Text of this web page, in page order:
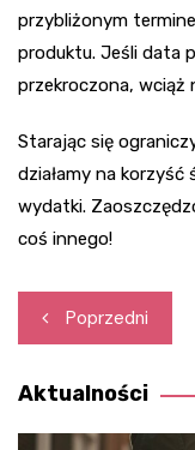
przybliżonym
produktu. Jeśli data
przekroczona, wciąż
Starając się
działamy na
wydatki.
coś innego!
Nawigacja
wpisu
Poprzedni
Aktualności